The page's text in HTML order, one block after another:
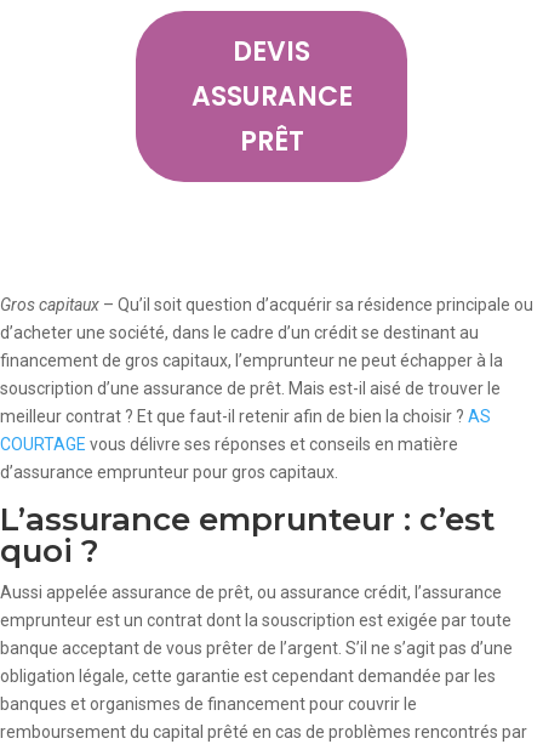
DEVIS
ASSURANCE
PRÊT
Gros capitaux – Qu’il soit question d’acquérir sa résidence principale ou
d’acheter une société, dans le cadre d’un crédit se destinant au
financement de gros capitaux, l’emprunteur ne peut échapper à la
souscription d’une assurance de prêt. Mais est-il aisé de trouver le
meilleur contrat ? Et que faut-il retenir afin de bien la choisir ? AS
COURTAGE vous délivre ses réponses et conseils en matière
d’assurance emprunteur pour gros capitaux.
L’assurance emprunteur : c’est
quoi ?
Aussi appelée assurance de prêt, ou assurance crédit, l’assurance
emprunteur est un contrat dont la souscription est exigée par toute
banque acceptant de vous prêter de l’argent. S’il ne s’agit pas d’une
obligation légale, cette garantie est cependant demandée par les
banques et organismes de financement pour couvrir le
remboursement du capital prêté en cas de problèmes rencontrés par